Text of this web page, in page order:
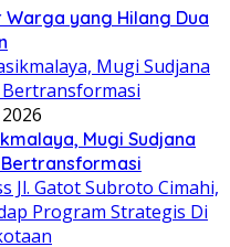
Warga yang Hilang Dua
Mugi Sudjana
Bertransformasi